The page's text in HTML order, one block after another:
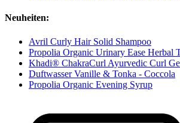
Neuheiten:
Avril Curly Hair Solid Shampoo
Propolia Organic Urinary Ease Herbal
Khadi® ChakraCurl Ayurvedic Curl
Duftwasser Vanille & Tonka - Coccola
Propolia Organic Evening Syrup